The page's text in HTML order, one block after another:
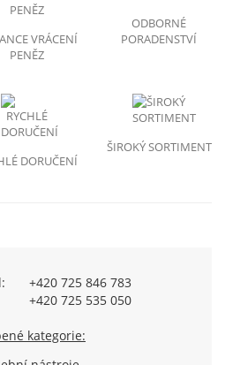
VRÁCENÍ
PENĚZ
ODBORNÉ
PORADENSTVÍ
DORUČENÍ
ŠIROKÝ SORTIMENT
+420 725 846 783
+420 725 535 050
kategorie: